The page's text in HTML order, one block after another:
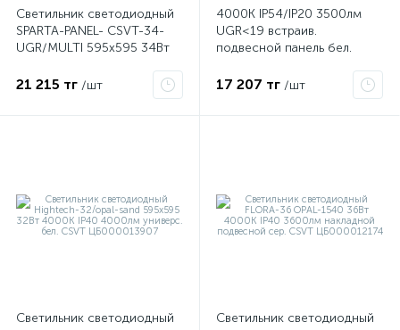
Светильник светодиодный
SPARTA-PANEL- CSVT-34-
UGR/MULTI 595х595 34Вт
UGR<19 встраив. панель
бел. CSVT ЦБ000014598
21 215 тг /шт
4000К IP54/IP20 3500лм
UGR<19 встраив.
подвесной панель бел.
17 207 тг /шт
Светильник светодиодный
Светильник светодиодный